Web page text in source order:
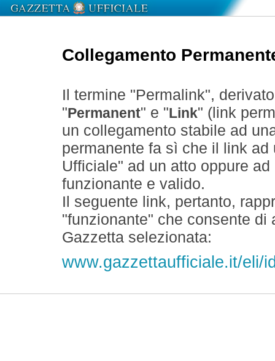
Collegamento
Il termine "Permalink",
" Permanent" e " Link" (link
un collegamento stabile ad
permanente fa sì che il link
Ufficiale" ad un atto oppure
funzionante e valido.
Il seguente link, pertanto,
"funzionante" che consente
Gazzetta selezionata:
www.gazzettaufficiale.it/eli/